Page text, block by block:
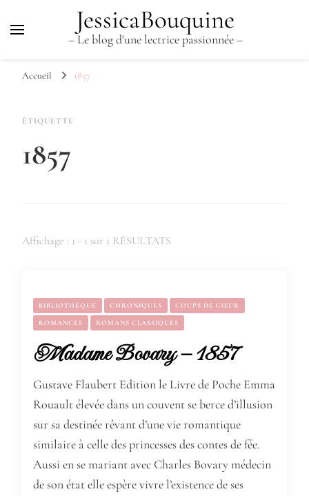
JessicaBouquine
– Le blog d'une lectrice passionnée –
Accueil 1857
ÉTIQUETTE
1857
Affichage : 1 - 1 sur 1 RÉSULTATS
BIBLIOTHÈQUE CHRONIQUES COUPS DE CŒUR
ROMANCES ROMANS CLASSIQUES
Madame Bovary – 1857
Gustave Flaubert Edition le Livre de Poche Emma
Rouault élevée dans un couvent se berce d’illusion
sur sa destinée rêvant d’une vie romantique
similaire à celle des princesses des contes de fée.
Aussi en se mariant avec Charles Bovary médecin
de son état elle espère vivre l’existence de ses